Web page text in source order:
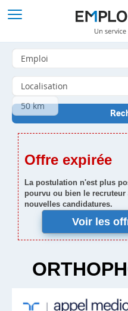
Offre expirée
La postulation n'est plus
pourvu ou bien le
nouvelles candidatures.
Voir les